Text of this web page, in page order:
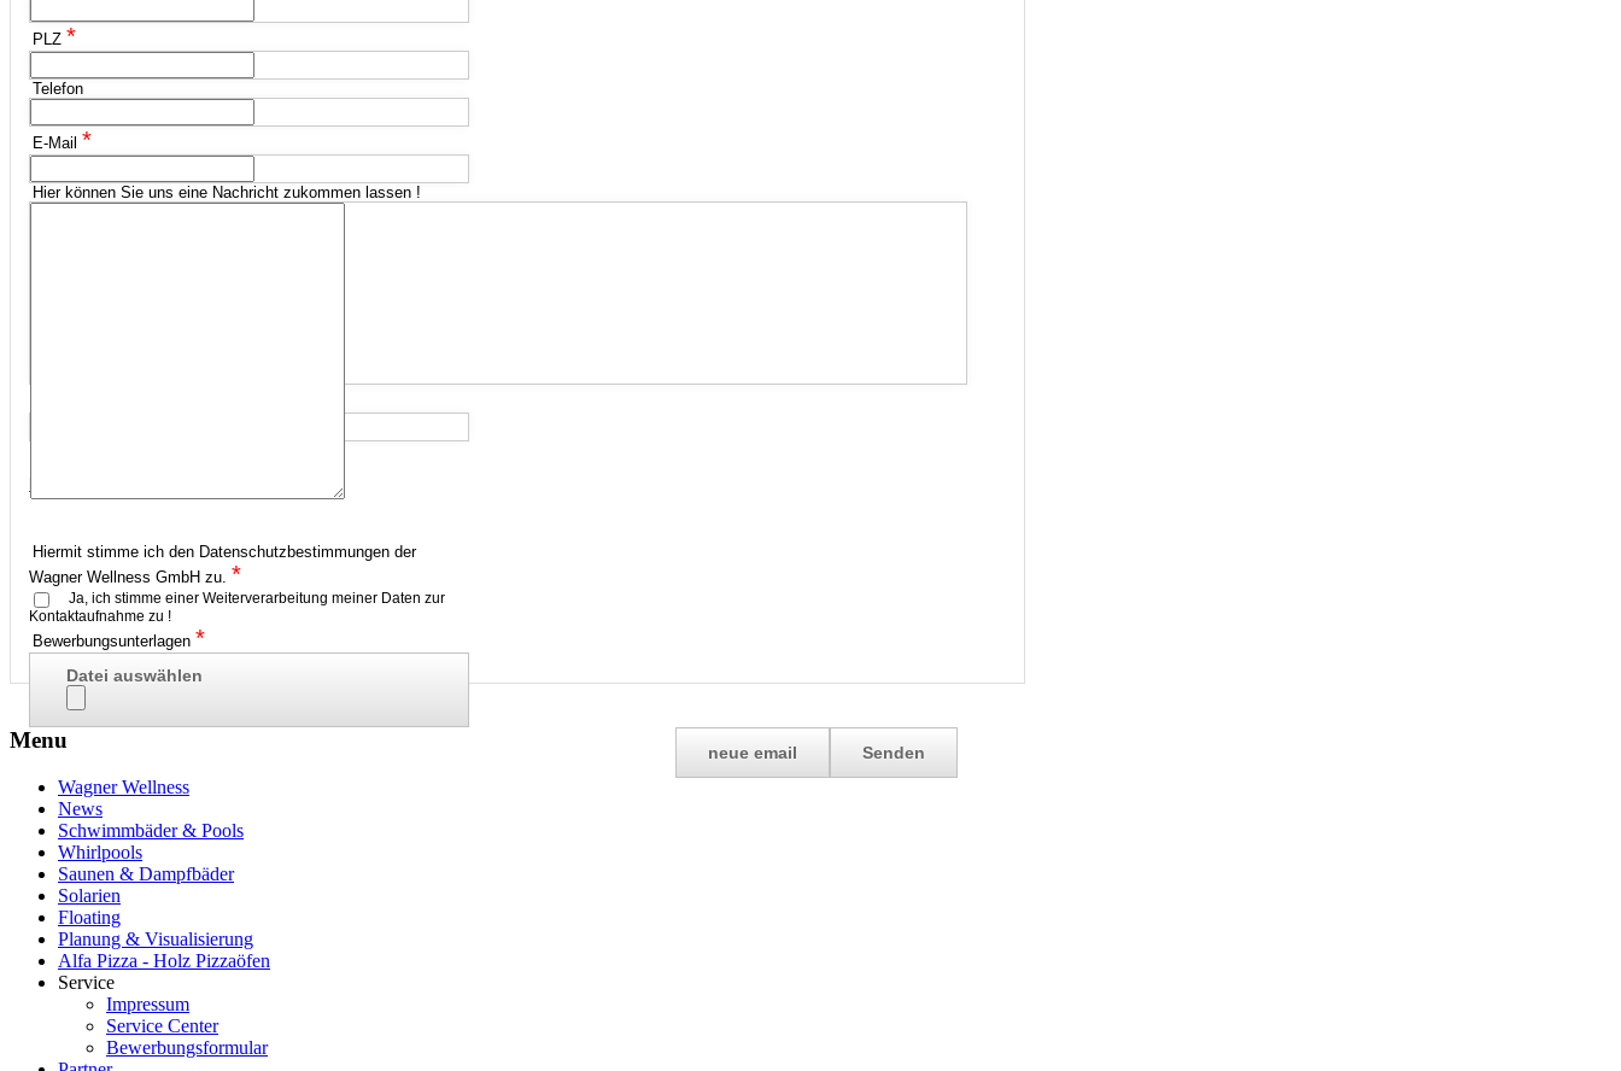
PLZ *
Telefon
E-Mail *
Hier können Sie uns eine Nachricht zukommen lassen !
Hiermit stimme ich den Datenschutzbestimmungen der
Wagner Wellness GmbH zu. *
Ja, ich stimme einer Weiterverarbeitung meiner Daten zur
Kontaktaufnahme zu !
Bewerbungsunterlagen *
Datei auswählen
Menu
Wagner Wellness
News
Schwimmbäder & Pools
Whirlpools
Saunen & Dampfbäder
Solarien
Floating
Planung & Visualisierung
Alfa Pizza - Holz Pizzaöfen
Service
Impressum
Service Center
Bewerbungsformular